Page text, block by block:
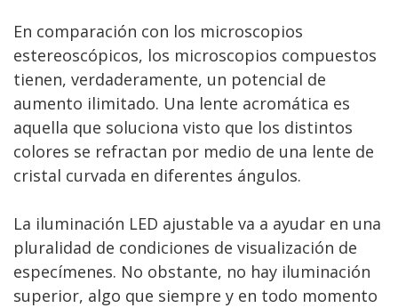
En comparación con los microscopios
estereoscópicos, los microscopios compuestos
tienen, verdaderamente, un potencial de
aumento ilimitado. Una lente acromática es
aquella que soluciona visto que los distintos
colores se refractan por medio de una lente de
cristal curvada en diferentes ángulos.
La iluminación LED ajustable va a ayudar en una
pluralidad de condiciones de visualización de
especímenes. No obstante, no hay iluminación
superior, algo que siempre y en todo momento